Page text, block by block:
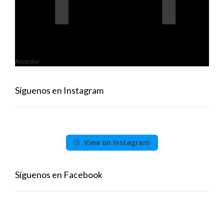
Acceder
Síguenos en Instagram
View on Instagram
Síguenos en Facebook